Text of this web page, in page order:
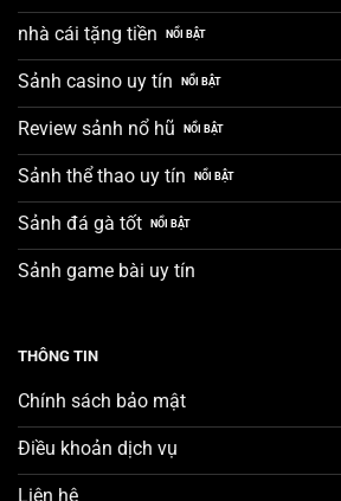
nhà cái tặng tiền
Sảnh casino uy tín
Review sảnh nổ hũ
Sảnh thể thao uy tín
Sảnh đá gà tốt
Sảnh game bài uy tín
THÔNG TIN
Chính sách bảo mật
Điều khoản dịch vụ
Liên hệ